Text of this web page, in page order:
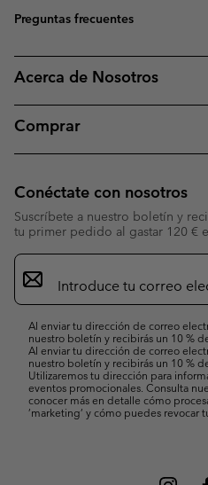
Preguntas frecuentes
Acerca de Nosotros
Comprar
Conéctate con nosotros
Suscríbete a nuestro boletín y
tu primer pedido al gastar 120 €
Suscripción
de
correo
Al enviar tu dirección de correo
nuestro boletín y recibirás un 10 %
Al enviar tu dirección de correo
nuestro boletín y recibirás un 10 %
Utilizaremos tu dirección para
eventos promocionales. Consulta
conocer más en detalle cómo
’marketing’ y cómo puedes revocar